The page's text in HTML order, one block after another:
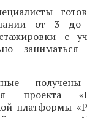
от 3 до
с
проекта
платформы